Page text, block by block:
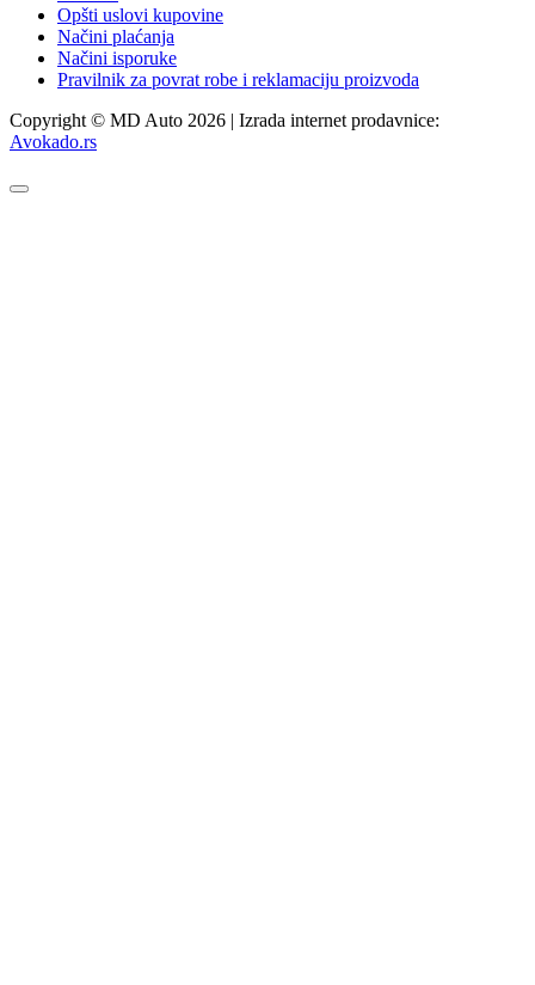
Opšti uslovi kupovine
Načini plaćanja
Načini isporuke
Pravilnik za povrat robe i reklamaciju proizvoda
Copyright © MD Auto 2026 | Izrada internet prodavnice:
Avokado.rs